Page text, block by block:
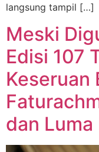
langsung tampil […]
Meski
Edisi 107
Keseruan
dan Luma